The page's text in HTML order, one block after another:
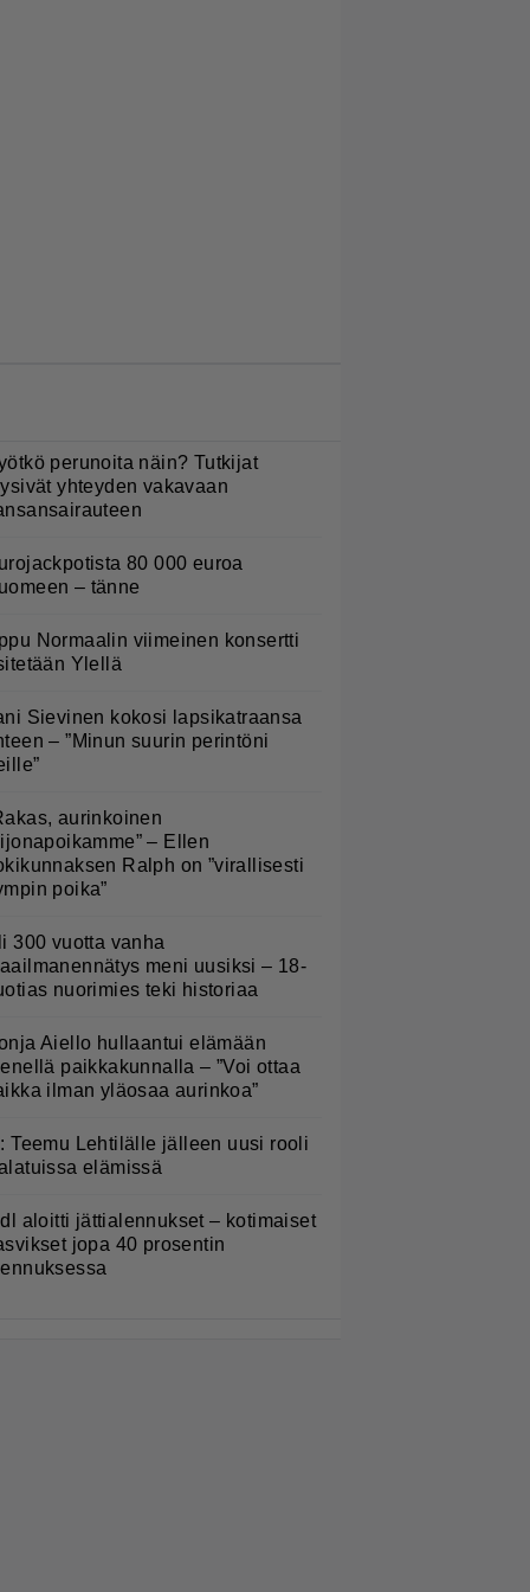
perunoita näin? Tutkijat
yhteyden vakavaan
80 000 euroa
– tänne
Normaalin viimeinen konsertti
Ylellä
Sievinen kokosi lapsikatraansa
– ”Minun suurin perintöni
aurinkoinen
– Ellen
Ralph on ”virallisesti
poika”
300 vuotta vanha
meni uusiksi – 18-
nuorimies teki historiaa
Aiello hullaantui elämään
paikkakunnalla – ”Voi ottaa
ilman yläosaa aurinkoa”
Teemu Lehtilälle jälleen uusi rooli
elämissä
aloitti jättialennukset – kotimaiset
jopa 40 prosentin